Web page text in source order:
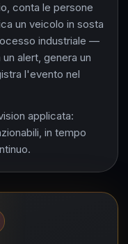
conta le persone
un veicolo in sosta
industriale —
alert, genera un
l'evento nel
applicata:
in tempo